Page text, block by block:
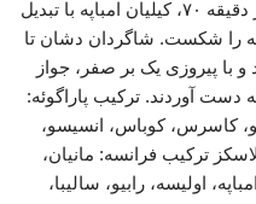
دروازه حریف وارد کرد و سرانجام در دقیقه ۷۰، کیلیان امباپه با تبدیل
را شکست. شاگردان دشان تا
با پیروزی یک بر صفر، جواز
دست آوردند. ترکیب پاراگوئه:
کاسرس، کوباس، انسیسو،
ترکیب فرانسه: مانیان،
اولیسه، رابیو، سالیبا،